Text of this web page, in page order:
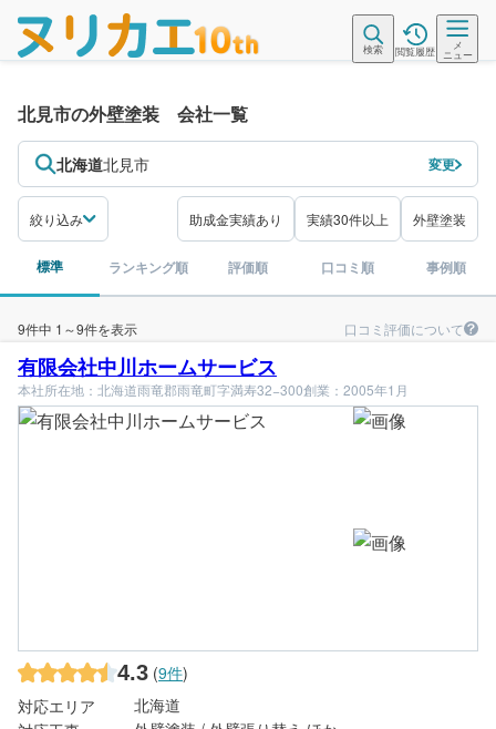
検索 閲覧履歴
メ
ニュー
北見市の外壁塗装 会社一覧
北海道北見市 変更
絞り込み 助成金実績あり 実績30件以上 外壁塗装
標準 ランキング順 評価順 口コミ順 事例順
9件中 1～9件を表示 口コミ評価について
有限会社中川ホームサービス
本社所在地：北海道雨竜郡雨竜町字満寿32−300創業：2005年1月
4.3 (9件)
対応エリア
北海道